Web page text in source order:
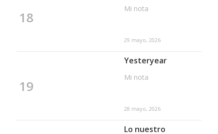
18 Mi nota
29 mayo, 2026
19
Yesteryear
Mi nota
28 mayo, 2026
Lo nuestro